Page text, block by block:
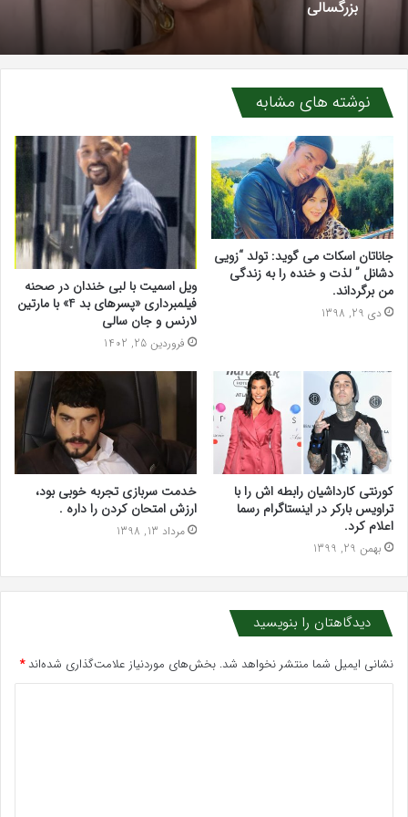
پلین کاراهان: از کودکی سخت تا استقلال و شادی در
بزرگسالی
هلین کاندمیر با کودکان دارای نیازهای ویژه دیدار کرد
نوشته های مشابه
جاناتان اسکات می گوید: تولد “زویی
دشانل ” لذت و خنده را به زندگی
من برگرداند.
دی 29, 1398
ویل اسمیت با لبی خندان در صحنه
فیلمبرداری «پسرهای بد 4» با مارتین
لارنس و جان سالی
فروردین 25, 1402
کورنتی کارداشیان رابطه اش را با
تراویس بارکر در اینستاگرام رسما
اعلام کرد.
بهمن 29, 1399
خدمت سربازی تجربه خوبی بود،
ارزش امتحان کردن را داره .
مرداد 13, 1398
دیدگاهتان را بنویسید
نشانی ایمیل شما منتشر نخواهد شد. بخش‌های موردنیاز علامت‌گذاری شده‌اند*